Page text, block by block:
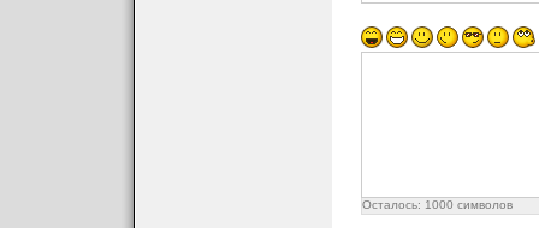
Осталось: 1000 символов